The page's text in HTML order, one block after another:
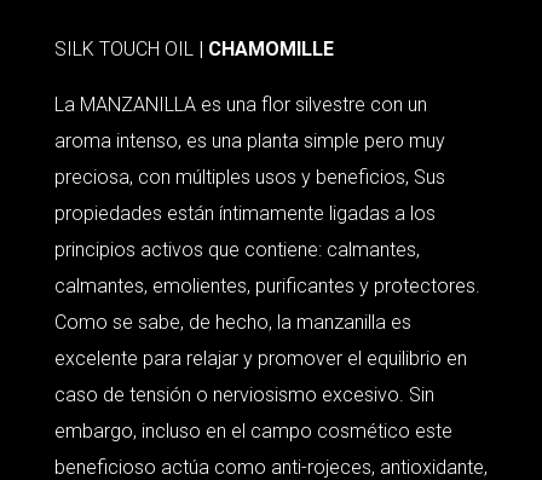
SILK TOUCH OIL| CHAMOMILLE
La MANZANILLA es una flor silvestre con un
aroma intenso, es una planta simple pero muy
preciosa, con múltiples usos y beneficios, Sus
propiedades están íntimamente ligadas a los
principios activos que contiene: calmantes,
calmantes, emolientes, purificantes y protectores.
Como se sabe, de hecho, la manzanilla es
excelente para relajar y promover el equilibrio en
caso de tensión o nerviosismo excesivo. Sin
embargo, incluso en el campo cosmético este
beneficioso actúa como anti-rojeces, antioxidante,